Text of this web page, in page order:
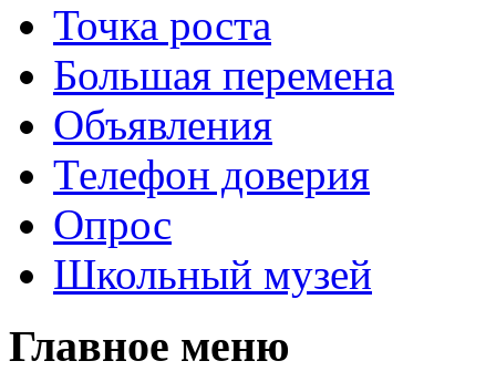
Точка роста
Большая перемена
Объявления
Телефон доверия
Опрос
Школьный музей
Главное меню